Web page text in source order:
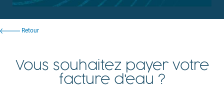
Retour
Vous souhaitez payer votre
facture d'eau ?